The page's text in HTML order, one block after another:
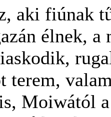
aki fiúnak
élnek, a
terem,
Moiwától